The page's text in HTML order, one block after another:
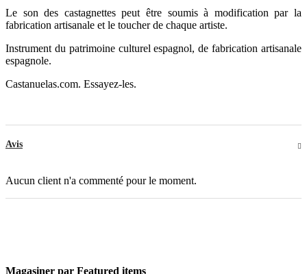
Le son des castagnettes peut être soumis à modification par la
fabrication artisanale et le toucher de chaque artiste.
Instrument du patrimoine culturel espagnol, de fabrication artisanale
espagnole.
Castanuelas.com. Essayez-les.
Avis
Aucun client n'a commenté pour le moment.
Magasiner par Featured items